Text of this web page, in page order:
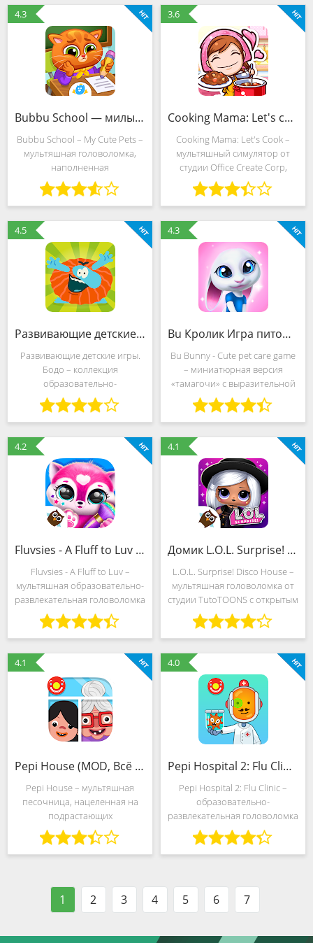
можете прямо сейчас, а мод
на много денег предоставит
доступ
События разработчики
перенесли на еще
неизведанный
4.3
Bubbu School — милые животные (MOD, Много денег)
Bubbu School – My Cute Pets –
мультяшная головоломка,
наполненная
образовательно-
развлекательными
испытаниями и
юмористическими
постановками. События
разработчики из Bubadu
перенесли в странную
3.6
Cooking Mama: Let's cook! (MOD, Много денег)
Cooking Mama: Let's Cook –
мультяшный симулятор от
студии Office Create Corp,
скрещивающий вместе и
кулинарные эксперименты, и
рыбалку, и сюжетные
головоломки, связанные с
развитием собственной
4.5
Развивающие детские игры. Бодо (MOD, Всё открыто)
Развивающие детские игры.
Бодо – коллекция
образовательно-
развлекательных
головоломок от студии 1C-
Publishing LLC,
подталкивающих юных
мальчиков и девочек к
исследованию мира вокруг.
Алфавит,
4.3
Bu Кролик Игра питомцы уход (MOD, Много денег)
Bu Bunny - Cute pet care game
– миниатюрная версия
«тамагочи» с выразительной
стилистикой, медитативным
геймплеем и неограниченной
свободой действий. События
разработчики из студии
9Octobre Limited,
4.2
Fluvsies - A Fluff to Luv (MOD, Всё открыто)
Fluvsies - A Fluff to Luv –
мультяшная образовательно-
развлекательная головоломка
от студии TutoToons,
нацеленная на подрастающих
почемучек, мечтающих
исследовать мир вокруг. А
именно – потрогать
4.1
Домик L.O.L. Surprise! (MOD, Бесплатные покупки)
L.O.L. Surprise! Disco House –
мультяшная головоломка от
студии TutoTOONS с открытым
миром, нелинейным
сюжетным повествованием и
полной свободой действий.
Историю разработчики
подготовили во многом
4.1
Pepi House (MOD, Всё открыто)
Pepi House – мультяшная
песочница, нацеленная на
подрастающих
первооткрывателей,
старательно исследующих
мир вокруг. У юных
появится шанс заглянуть в
Пиратскую Бухту, построить
4.0
Pepi Hospital 2: Flu Clinic (MOD, Всё открыто)
Pepi Hospital 2: Flu Clinic –
образовательно-
развлекательная головоломка
от студии Pepi Play с
неограниченной свободой
действий и любопытными
механиками, которые не
мешают постоянно
1 2 3 4 5 6 7